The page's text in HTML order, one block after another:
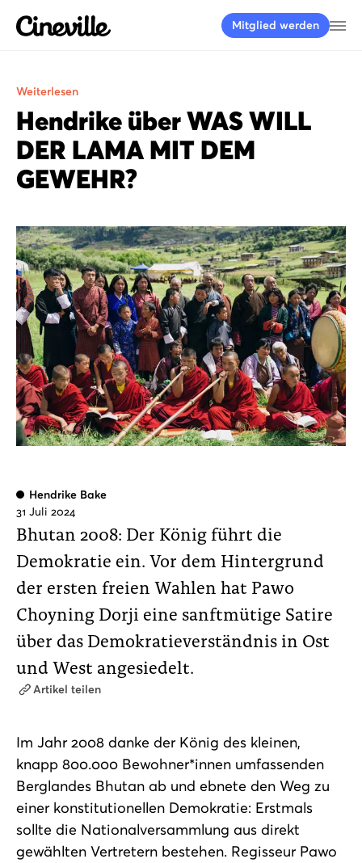
Cineville Logo
Mitglied werden
Weiterlesen
Hendrike über WAS WILL
DER LAMA MIT DEM
GEWEHR?
Hendrike Bake
31 Juli 2024
Bhutan 2008: Der König führt die
Demokratie ein. Vor dem Hintergrund
der ersten freien Wahlen hat Pawo
Choyning Dorji eine sanftmütige Satire
über das Demokratieverständnis in Ost
und West angesiedelt.
Artikel teilen
Im Jahr 2008 danke der König des kleinen,
knapp 800.000 Bewohner*innen umfassenden
Berglandes Bhutan ab und ebnete den Weg zu
einer konstitutionellen Demokratie: Erstmals
sollte die Nationalversammlung aus direkt
gewählten Vertretern bestehen. Regisseur Pawo